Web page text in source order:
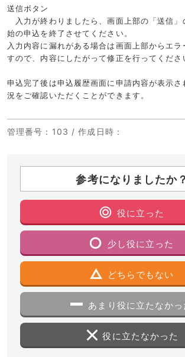
送信ボタン
入力が終わりましたら、画面上部の「送信」
始の申込を終了させてください。
入力内容に漏れがある場合は画面上部からエラ
すので、内容にしたがって修正を行ってくださ
申込完了後は申込履歴画面に申請内容が表示さ
況をご確認いただくことができます。
管理番号 ：103 /作成日時 ：
参考になりましたか？
役に立った
少し役に立った
どちらでもない
あまり役に立たなかっ
役に立たなかった